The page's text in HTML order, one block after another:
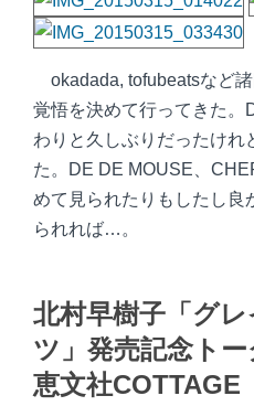
okadada, tofubeatsなど
覚悟を決めて行ってきた。
わりと久しぶりだったけれ
た。DE DE MOUSE、
めて見られたりもしたし良
られれば…。
北村早樹子「グ
ツ」発売記念ト
恵文社COTTAGE